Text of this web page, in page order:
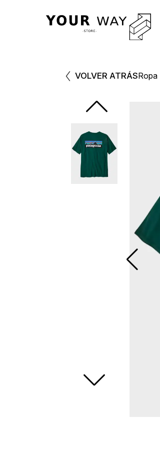
VOLVER ATRÁSRopa